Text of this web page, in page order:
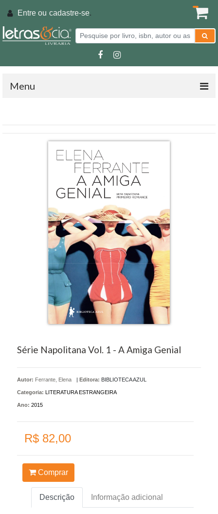
Entre ou cadastre-se.
Menu
Série Napolitana Vol. 1 - A Amiga Genial
Autor: Ferrante, Elena | Editora: BIBLIOTECA AZUL
Categoria: LITERATURA ESTRANGEIRA
Ano: 2015
R$ 82,00
Comprar
Descrição Informação adicional